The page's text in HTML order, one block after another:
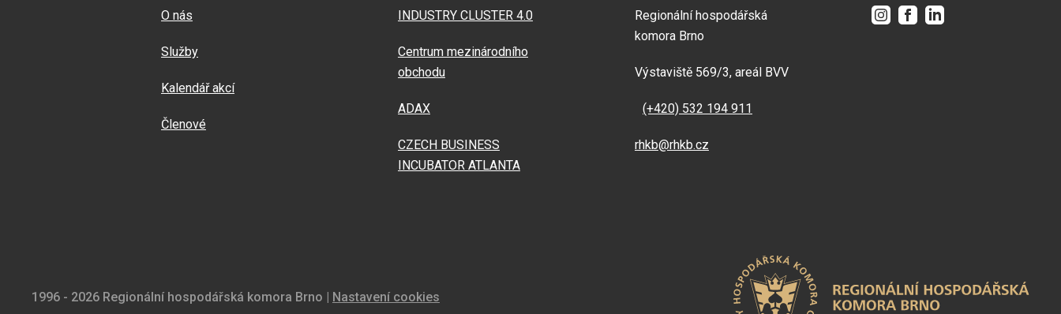
O nás
Služby
Kalendář akcí
Členové
INDUSTRY CLUSTER 4.0
Centrum mezinárodního
obchodu
ADAX
CZECH BUSINESS
INCUBATOR ATLANTA
Regionální hospodářská
komora Brno
Výstaviště 569/3, areál BVV
(+420) 532 194 911
rhkb@rhkb.cz
InstagramFacebookLinkedIn
1996 - 2026 Regionální hospodářská komora Brno | Nastavení cookies